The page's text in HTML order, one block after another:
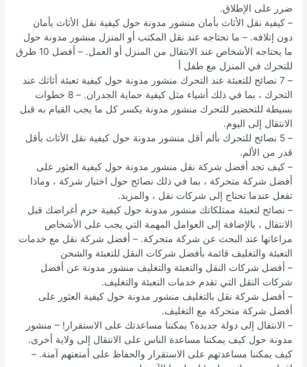
ضرر على الإطلاق.
– كيفية نقل الأثاث بأمان منشور مدونة حول كيفية نقل الأثاث بأمان
دون إتلافه. – ما تحتاجه عند نقل المكتب أو المنزل منشور مدونة حول
ما يحتاجه الأشخاص عند الانتقال من المنزل أو العمل. – أفضل 10 طرق
للتحرك في المنزل مع طفل أ
– 7 نصائح للتعبئة عند التحرك منشور مدونة حول كيفية تعبئة أثاثك عند
التحرك ، بما في ذلك أشياء مثل كيفية حماية الجدران. – 8 خطوات
بسيطة للتحضير للتحرك منشور مدونة يكسر كل ما يجب القيام به قبل
الانتقال إلى اليوم.
– 5 نصائح للتحرك بألم أقل منشور مدونة حول كيفية نقل الأثاث بأقل
قدر من الألم.
– كيف تجد أفضل شركة نقل منشور مدونة حول كيفية العثور على
أفضل شركة متحركة ، بما في ذلك نصائح حول اختيار شركة ، وماذا
تفعل عندما تحتاج إلى شركات نقل ، والمزيد.
– نصائح لتعبئة ممتلكاتك منشور مدونة حول كيفية حزم أغراضك قبل
الانتقال ، بالإضافة إلى العوامل المهمة التي يجب على الأشخاص
مراعاتها عند البحث عن شركة متحركة. – أفضل شركة نقل مع خدمات
التعبئة والتغليف قائمة بأفضل شركات النقل للتعبئة والشحن
– أفضل شركات النقل والتعبئة والتغليف منشور مدونة عن أفضل
شركات النقل التي تقدم خدمات التعبئة والتغليف.
– أفضل شركة نقل بالتغليف منشور مدونة حول كيفية العثور على
أفضل شركة متحركة مع التغليف.
– الانتقال إلى دولة جديدة؟ يمكننا مساعدتك على الاستقرار! – منشور
مدونة حول كيف يمكننا مساعدة الناس على الانتقال إلى ولاية أخرى.
كيف يمكننا مساعدتهم على الاستقرار والحفاظ على أمتعتهم آمنة. –